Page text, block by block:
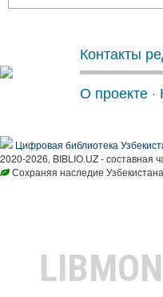
Контакты
О проекте ·
Цифровая библиотека
2020-2026, BIBLIO.UZ - составная
Сохраняя наследие Узбекистана